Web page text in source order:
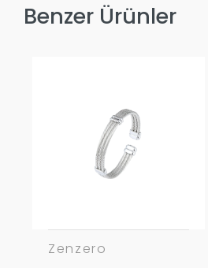
Benzer Ürünler
Zenzero